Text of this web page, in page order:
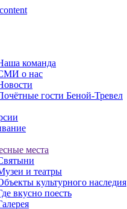
команда
о нас
гости Беной-Тревел
места
и театры
культурного наследия
вкусно поесть